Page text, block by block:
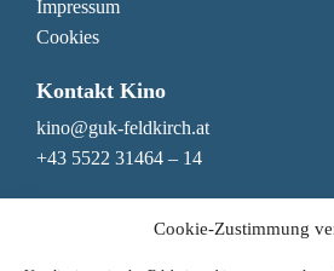
Cookie-Zustimmung
Impressum
Cookies
Kontakt Kino
kino@guk-feldkirch.at
+43 5522 31464 – 14